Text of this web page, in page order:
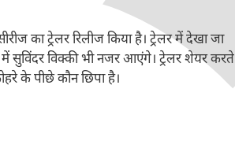
का ट्रेलर रिलीज किया है। ट्रेलर में देखा जा
सुविंदर विक्की भी नजर आएंगे। ट्रेलर शेयर करते
के पीछे कौन छिपा है।